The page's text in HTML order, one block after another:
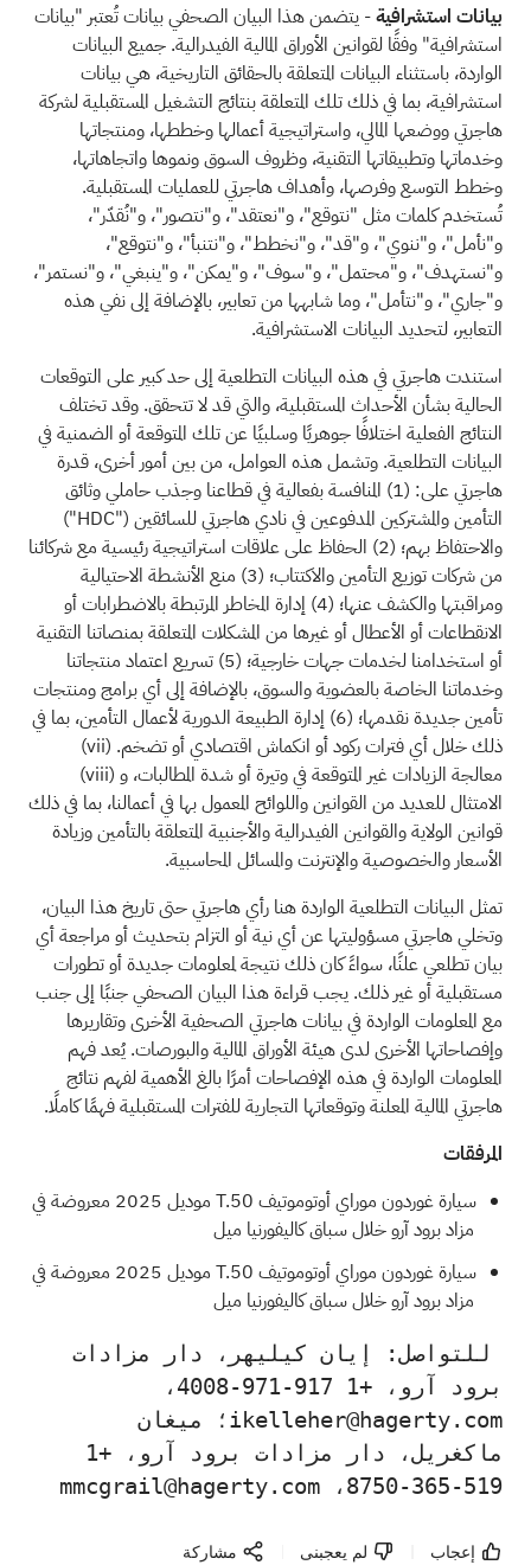
بيانات استشرافية- يتضمن هذا البيان الصحفي بيانات تُعتبر "بيانات
استشرافية" وفقًا لقوانين الأوراق المالية الفيدرالية. جميع البيانات
الواردة، باستثناء البيانات المتعلقة بالحقائق التاريخية، هي بيانات
استشرافية، بما في ذلك تلك المتعلقة بنتائج التشغيل المستقبلية لشركة
هاجرتي ووضعها المالي، واستراتيجية أعمالها وخططها، ومنتجاتها
وخدماتها وتطبيقاتها التقنية، وظروف السوق ونموها واتجاهاتها،
وخطط التوسع وفرصها، وأهداف هاجرتي للعمليات المستقبلية.
تُستخدم كلمات مثل "نتوقع"، و"نعتقد"، و"نتصور"، و"نُقدّر"،
و"نأمل"، و"ننوي"، و"قد"، و"نخطط"، و"نتنبأ"، و"نتوقع"،
و"نستهدف"، و"محتمل"، و"سوف"، و"يمكن"، و"ينبغي"، و"نستمر"،
و"جاري"، و"نتأمل"، وما شابهها من تعابير، بالإضافة إلى نفي هذه
التعابير، لتحديد البيانات الاستشرافية.
استندت هاجرتي في هذه البيانات التطلعية إلى حد كبير على التوقعات
الحالية بشأن الأحداث المستقبلية، والتي قد لا تتحقق. وقد تختلف
النتائج الفعلية اختلافًا جوهريًا وسلبيًا عن تلك المتوقعة أو الضمنية في
البيانات التطلعية. وتشمل هذه العوامل، من بين أمور أخرى، قدرة
هاجرتي على: (1) المنافسة بفعالية في قطاعنا وجذب حاملي وثائق
التأمين والمشتركين المدفوعين في نادي هاجرتي للسائقين ("HDC")
والاحتفاظ بهم؛ (2) الحفاظ على علاقات استراتيجية رئيسية مع شركائنا
من شركات توزيع التأمين والاكتتاب؛ (3) منع الأنشطة الاحتيالية
ومراقبتها والكشف عنها؛ (4) إدارة المخاطر المرتبطة بالاضطرابات أو
الانقطاعات أو الأعطال أو غيرها من المشكلات المتعلقة بمنصاتنا التقنية
أو استخدامنا لخدمات جهات خارجية؛ (5) تسريع اعتماد منتجاتنا
وخدماتنا الخاصة بالعضوية والسوق، بالإضافة إلى أي برامج ومنتجات
تأمين جديدة نقدمها؛ (6) إدارة الطبيعة الدورية لأعمال التأمين، بما في
ذلك خلال أي فترات ركود أو انكماش اقتصادي أو تضخم. (vii)
معالجة الزيادات غير المتوقعة في وتيرة أو شدة المطالبات، و (viii)
الامتثال للعديد من القوانين واللوائح المعمول بها في أعمالنا، بما في ذلك
قوانين الولاية والقوانين الفيدرالية والأجنبية المتعلقة بالتأمين وزيادة
الأسعار والخصوصية والإنترنت والمسائل المحاسبية.
تمثل البيانات التطلعية الواردة هنا رأي هاجرتي حتى تاريخ هذا البيان،
وتخلي هاجرتي مسؤوليتها عن أي نية أو التزام بتحديث أو مراجعة أي
بيان تطلعي علنًا، سواءً كان ذلك نتيجة لمعلومات جديدة أو تطورات
مستقبلية أو غير ذلك. يجب قراءة هذا البيان الصحفي جنبًا إلى جنب
مع المعلومات الواردة في بيانات هاجرتي الصحفية الأخرى وتقاريرها
وإفصاحاتها الأخرى لدى هيئة الأوراق المالية والبورصات. يُعد فهم
المعلومات الواردة في هذه الإفصاحات أمرًا بالغ الأهمية لفهم نتائج
هاجرتي المالية المعلنة وتوقعاتها التجارية للفترات المستقبلية فهمًا كاملًا.
المرفقات
سيارة غوردون موراي أوتوموتيف T.50 موديل 2025 معروضة في
مزاد برود آرو خلال سباق كاليفورنيا ميل
سيارة غوردون موراي أوتوموتيف T.50 موديل 2025 معروضة في
مزاد برود آرو خلال سباق كاليفورنيا ميل
للتواصل: إيان كيليهر، دار مزادات
برود آرو، +1 917-971-4008،
ikelleher@hagerty.com؛ ميغان
519-365-8750، mmcgrail@hagerty.com
إعجاب لم يعجبنى مشاركة